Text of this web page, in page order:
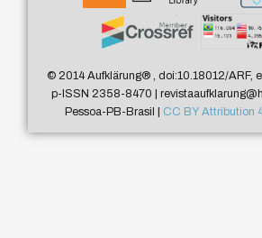
© 2014 Aufklärung®, doi:10.18012/ARF,
p-ISSN 2358-8470 |
Pessoa-PB-Brasil | CC BY Attribution